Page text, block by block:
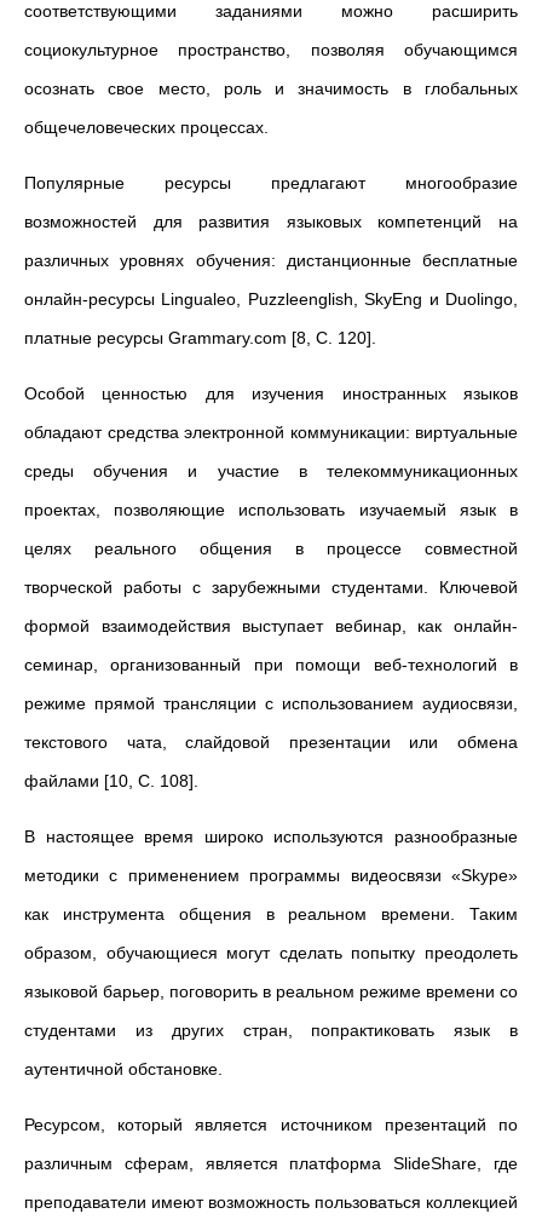
соответствующими заданиями можно расширить
социокультурное пространство, позволяя обучающимся
осознать свое место, роль и значимость в глобальных
общечеловеческих процессах.
Популярные ресурсы предлагают многообразие
возможностей для развития языковых компетенций на
различных уровнях обучения: дистанционные бесплатные
онлайн-ресурсы Lingualeo, Puzzleenglish, SkyEng и Duolingo,
платные ресурсы Grammary.com [8, С. 120].
Особой ценностью для изучения иностранных языков
обладают средства электронной коммуникации: виртуальные
среды обучения и участие в телекоммуникационных
проектах, позволяющие использовать изучаемый язык в
целях реального общения в процессе совместной
творческой работы с зарубежными студентами. Ключевой
формой взаимодействия выступает вебинар, как онлайн-
семинар, организованный при помощи веб-технологий в
режиме прямой трансляции с использованием аудиосвязи,
текстового чата, слайдовой презентации или обмена
файлами [10, С. 108].
В настоящее время широко используются разнообразные
методики с применением программы видеосвязи «Skype»
как инструмента общения в реальном времени. Таким
образом, обучающиеся могут сделать попытку преодолеть
языковой барьер, поговорить в реальном режиме времени со
студентами из других стран, попрактиковать язык в
аутентичной обстановке.
Ресурсом, который является источником презентаций по
различным сферам, является платформа SlideShare, где
преподаватели имеют возможность пользоваться коллекцией